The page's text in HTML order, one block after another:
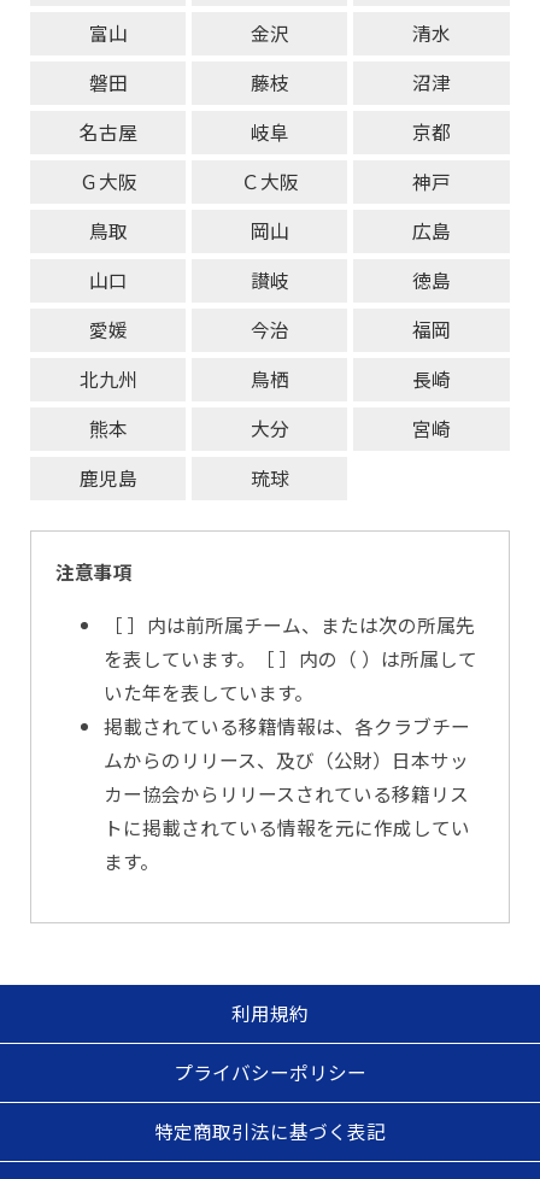
富山
金沢
清水
磐田
藤枝
沼津
名古屋
岐阜
京都
Ｇ大阪
Ｃ大阪
神戸
鳥取
岡山
広島
山口
讃岐
徳島
愛媛
今治
福岡
北九州
鳥栖
長崎
熊本
大分
宮崎
鹿児島
琉球
注意事項
［ ］内は前所属チーム、または次の所属先
を表しています。［ ］内の（ ）は所属して
いた年を表しています。
掲載されている移籍情報は、各クラブチー
ムからのリリース、及び（公財）日本サッ
カー協会からリリースされている移籍リス
トに掲載されている情報を元に作成してい
ます。
利用規約
プライバシーポリシー
特定商取引法に基づく表記